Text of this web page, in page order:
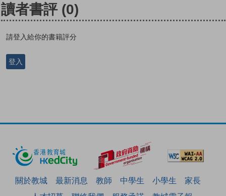
讀者書評 (0)
請登入給你的書籍評分
登入
關於教城 最新消息 教師 中學生 小學生
家長